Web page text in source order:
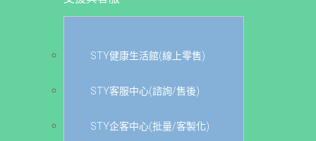
STY健康生活館(線上零售)
STY客服中心(諮詢/售後)
STY企客中心(批量/客製化)